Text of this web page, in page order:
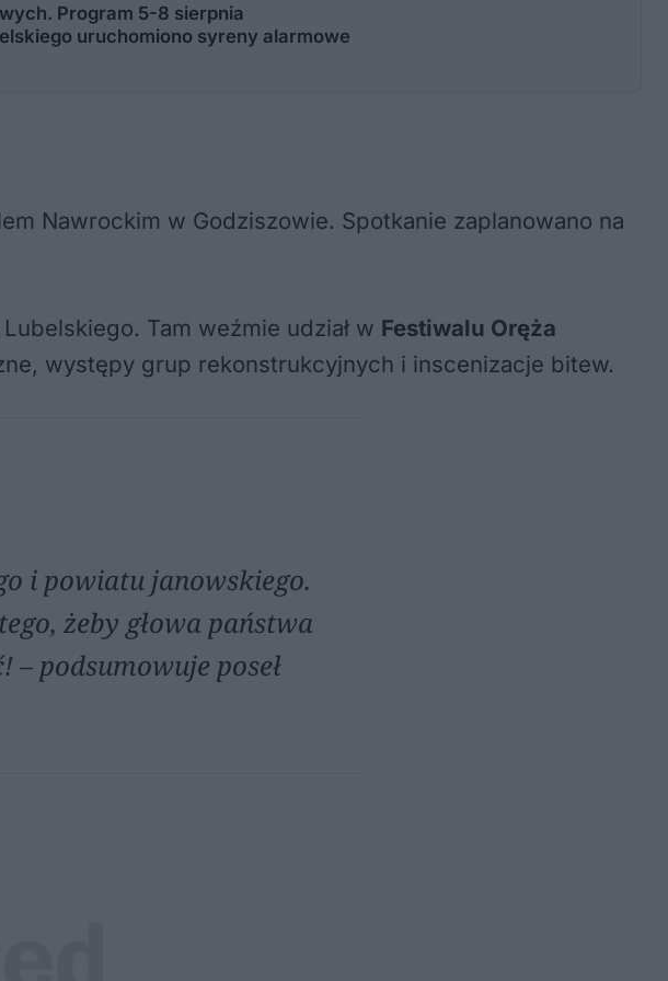
Program 5-8 sierpnia
uruchomiono syreny alarmowe
Nawrockim w Godziszowie. Spotkanie zaplanowano na
Tam weźmie udział w Festiwalu Oręża
występy grup rekonstrukcyjnych i inscenizacje bitew.
i powiatu janowskiego.
żeby głowa państwa
podsumowuje poseł